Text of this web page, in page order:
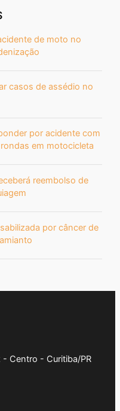
de moto no
casos de assédio no
por acidente com
em motocicleta
reembolso de
por câncer de
- Centro - Curitiba/PR